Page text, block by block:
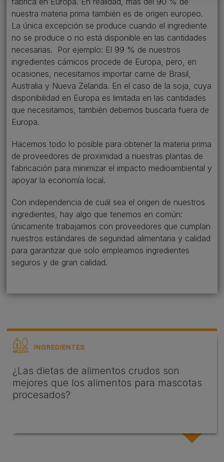
nuestra materia prima también es de origen europeo.
La única excepción se produce cuando el ingrediente
no se produce o no está disponible en las cantidades
necesarias. Por ejemplo: El 99 % de nuestros
ingredientes cárnicos procede de Europa, pero, en
ocasiones, necesitamos importar carne de Brasil,
Australia y Nueva Zelanda. En el caso de la soja, cuya
disponibilidad en Europa es limitada en las cantidades
que necesitamos, también debemos buscarla fuera de
Europa.
Hacemos todo lo posible para obtener la materia prima
de proveedores de proximidad a nuestras plantas de
fabricación para minimizar el impacto medioambiental y
apoyar la economía local.
Con independencia de cuál sea el origen de nuestros
ingredientes, hay algo que tenemos en común:
únicamente trabajamos con proveedores que cumplan
nuestros estándares de seguridad alimentaria y calidad
para garantizar que solo empleamos ingredientes
seguros y de gran calidad.
INGREDIENTES
¿Las dietas de alimentos crudos son
mejores que los alimentos para mascotas
procesados?